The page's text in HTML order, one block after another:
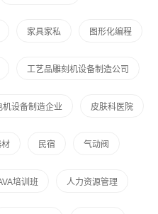
家具家私 图形化编程
工艺品雕刻机设备制造公司
机设备制造企业 皮肤科医院
民宿 气动阀
培训班 人力资源管理